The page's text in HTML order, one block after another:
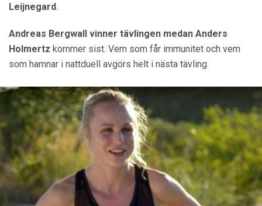
Leijnegard.
Andreas Bergwall vinner tävlingen medan Anders
Holmertz kommer sist. Vem som får immunitet och vem
som hamnar i nattduell avgörs helt i nästa tävling.